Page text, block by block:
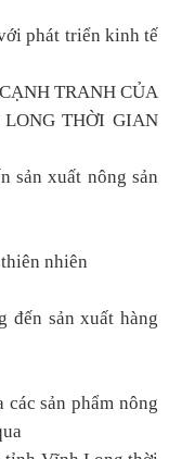
phát triển kinh tế
TRANH CỦA
THỜI GIAN
sản xuất nông sản
nhiên
đến sản xuất hàng
sản phẩm nông